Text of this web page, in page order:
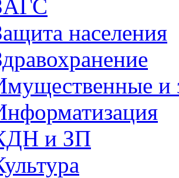
населения
и
и ЗП